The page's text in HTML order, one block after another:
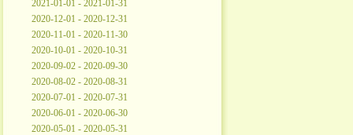
2021-01-01 - 2021-01-31
2020-12-01 - 2020-12-31
2020-11-01 - 2020-11-30
2020-10-01 - 2020-10-31
2020-09-02 - 2020-09-30
2020-08-02 - 2020-08-31
2020-07-01 - 2020-07-31
2020-06-01 - 2020-06-30
2020-05-01 - 2020-05-31